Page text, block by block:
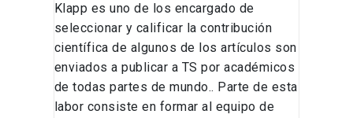
Klapp es uno de los encargado de
seleccionar y calificar la contribución
científica de algunos de los artículos son
enviados a publicar a TS por académicos
de todas partes de mundo.. Parte de esta
labor consiste en formar al equipo de